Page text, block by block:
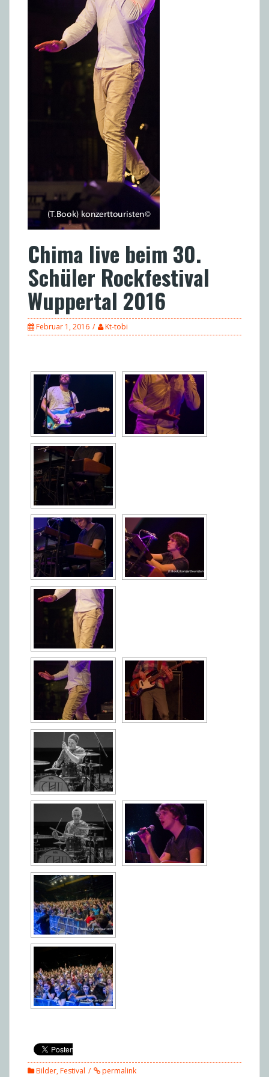
Chima live beim 30.
Schüler Rockfestival
Wuppertal 2016
Februar 1, 2016 Kt-tobi
Bilder,Festival permalink